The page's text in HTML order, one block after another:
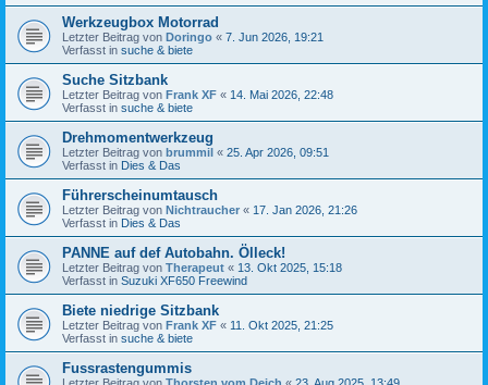
Werkzeugbox Motorrad
Letzter Beitrag von Doringo « 7. Jun 2026, 19:21
Verfasst in suche & biete
Suche Sitzbank
Letzter Beitrag von Frank XF « 14. Mai 2026, 22:48
Verfasst in suche & biete
Drehmomentwerkzeug
Letzter Beitrag von brummil « 25. Apr 2026, 09:51
Verfasst in Dies & Das
Führerscheinumtausch
Letzter Beitrag von Nichtraucher « 17. Jan 2026, 21:26
Verfasst in Dies & Das
PANNE auf def Autobahn. Ölleck!
Letzter Beitrag von Therapeut « 13. Okt 2025, 15:18
Verfasst in Suzuki XF650 Freewind
Biete niedrige Sitzbank
Letzter Beitrag von Frank XF « 11. Okt 2025, 21:25
Verfasst in suche & biete
Fussrastengummis
Letzter Beitrag von Thorsten vom Deich « 23. Aug 2025, 13:49